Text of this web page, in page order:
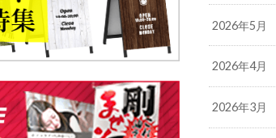
2026年5月
2026年4月
2026年3月